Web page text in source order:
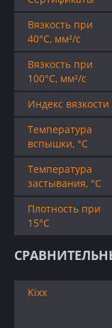
Вязкость при
40°C, мм²/с
Вязкость при
100°C, мм²/с
Индекс вязкости
Температура
вспышки, °C
Температура
застывания, °C
Плотность при
15°C
Kixx